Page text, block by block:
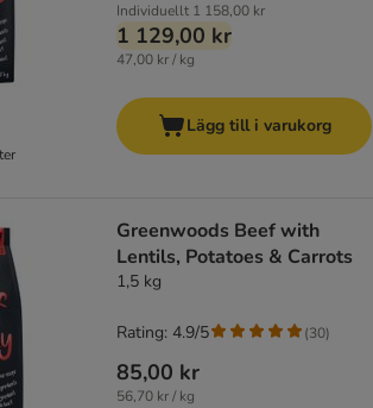
Individuellt 1 158,00 kr
1 129,00 kr
47,00 kr / kg
Lägg till i varukorg
Greenwoods Beef with
Lentils, Potatoes & Carrots
1,5 kg
85,00 kr
56,70 kr / kg
Rating: 4.9/5 (30)